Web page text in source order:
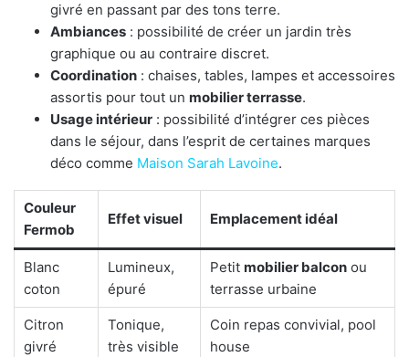
givré en passant par des tons terre.
Ambiances : possibilité de créer un jardin très
graphique ou au contraire discret.
Coordination : chaises, tables, lampes et accessoires
assortis pour tout un mobilier terrasse.
Usage intérieur : possibilité d’intégrer ces pièces
dans le séjour, dans l’esprit de certaines marques
déco comme Maison Sarah Lavoine.
Couleur
Fermob
Effet visuel Emplacement idéal
Blanc
coton
Lumineux,
épuré
Petit mobilier balcon ou
terrasse urbaine
Citron
givré
Tonique,
très visible
Coin repas convivial, pool
house